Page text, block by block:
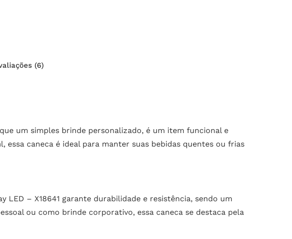
(6)
um simples brinde personalizado, é um item funcional e
caneca é ideal para manter suas bebidas quentes ou frias
LED – X18641 garante durabilidade e resistência, sendo um
ou como brinde corporativo, essa caneca se destaca pela